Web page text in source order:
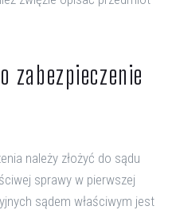
zabezpieczenie
należy złożyć do sądu
sprawy w pierwszej
sądem właściwym jest